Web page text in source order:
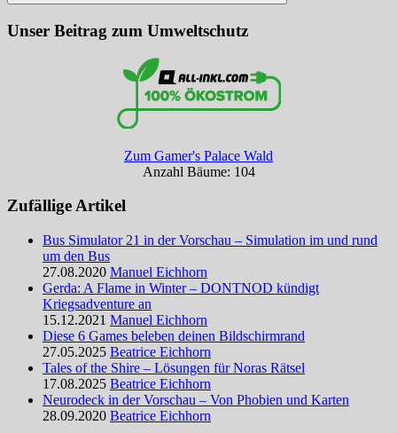
Suchen
Unser Beitrag zum Umweltschutz
Zum Gamer's Palace Wald
Anzahl Bäume: 104
Zufällige Artikel
Bus Simulator 21 in der Vorschau – Simulation im und rund
um den Bus
27.08.2020 Manuel Eichhorn
Gerda: A Flame in Winter – DONTNOD kündigt
Kriegsadventure an
15.12.2021 Manuel Eichhorn
Diese 6 Games beleben deinen Bildschirmrand
27.05.2025 Beatrice Eichhorn
Tales of the Shire – Lösungen für Noras Rätsel
17.08.2025 Beatrice Eichhorn
Neurodeck in der Vorschau – Von Phobien und Karten
28.09.2020 Beatrice Eichhorn